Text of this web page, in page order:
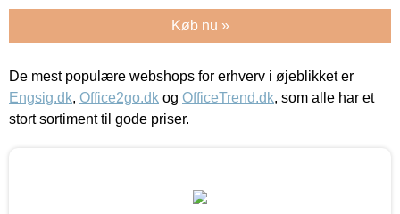
Køb nu »
De mest populære webshops for erhverv i øjeblikket er
Engsig.dk, Office2go.dk og OfficeTrend.dk, som alle har et
stort sortiment til gode priser.